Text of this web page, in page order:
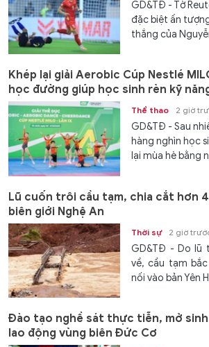
GD&TĐ - Tờ
đặc biệt ấn
thắng của
Khép lại giải Aerobic Cúp Nestlé
học đường giúp học sinh rèn kỹ
Thể thao 2 giờ
GD&TĐ - Sau
hàng nghìn học
lại mùa hè bằng
Lũ cuốn trôi cầu tạm, chia cắt hơn
biên giới Nghệ An
Thời sự 2 giờ
GD&TĐ - Do lũ
về, cầu tạm
nối vào bản Yên
Đào tạo nghề sát thực tiễn, mở
lao động vùng biên Đức Cơ